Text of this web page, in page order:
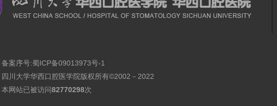
备案序号:蜀ICP备09013973号-1
四川大学华西口腔医学院版权所有©2002－2022
本网站已被访问82770298次